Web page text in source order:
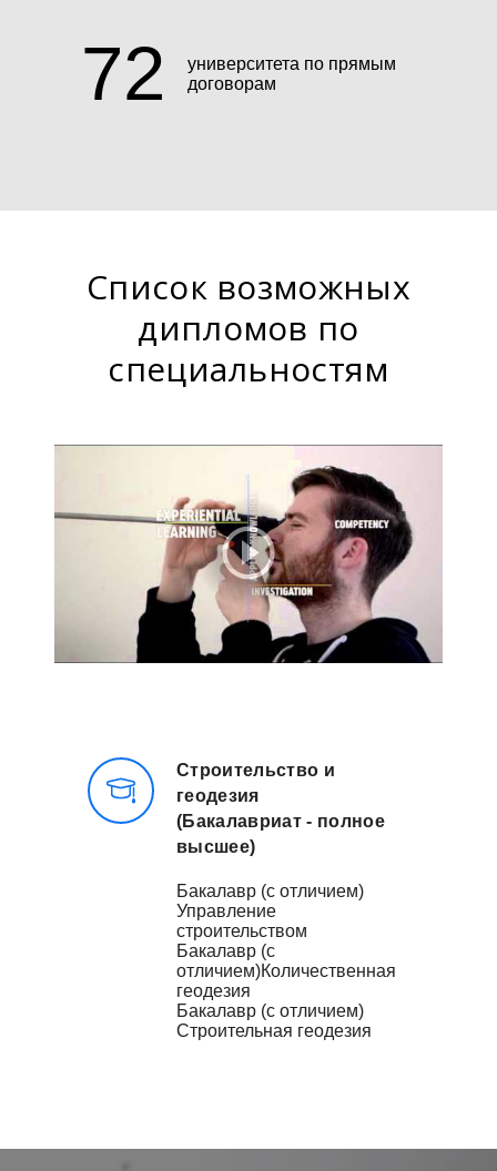
72
университета по прямым
договорам
Список возможных
дипломов по
специальностям
Строительство и
геодезия
(Бакалавриат - полное
высшее)
Бакалавр (с отличием)
Управление
строительством
Бакалавр (с
отличием)Количественная
геодезия
Бакалавр (с отличием)
Строительная геодезия